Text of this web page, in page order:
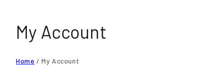
My Account
Home / My Account